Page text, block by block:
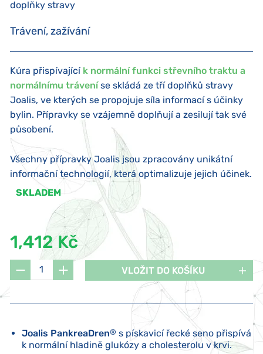
doplňky stravy
Trávení, zažívání
Kúra přispívající k normální funkci střevního traktu a
normálnímu tráveníse skládá ze tří doplňků stravy
Joalis, ve kterých se propojuje síla informací s účinky
bylin. Přípravky se vzájemně doplňují a zesilují tak své
působení.
Všechny přípravky Joalis jsou zpracovány unikátní
informační technologií, která optimalizuje jejich účinek.
SKLADEM
1,412 Kč
VLOŽIT DO KOŠÍKU
Joalis PankreaDren® s pískavicí řecké seno přispívá
k normální hladině glukózy a cholesterolu v krvi.